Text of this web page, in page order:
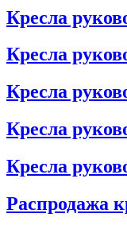
Кресла
Кресла
Кресла
Кресла
Кресла
Распродажа